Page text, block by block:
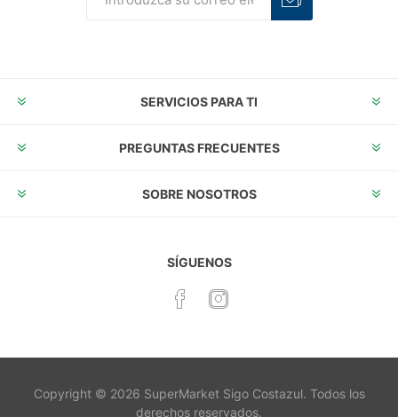
SERVICIOS PARA TI
PREGUNTAS FRECUENTES
SOBRE NOSOTROS
SÍGUENOS
Copyright © 2026 SuperMarket Sigo Costazul. Todos los
derechos reservados.